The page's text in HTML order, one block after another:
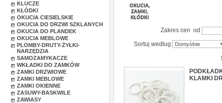
KLUCZE
KŁÓDKI
OKUCIA CIESIELSKIE
OKUCIA DO DRZWI SZKLANYCH
OKUCIA DO PLANDEK
OKUCIA MEBLOWE
PLOMBY-DRUTY-ŻYŁKI-
NARZĘDZIA
SAMOZAMYKACZE
WKŁADKI DO ZAMKÓW
ZAMKI DRZWIOWE
ZAMKI MEBLOWE
ZAMKI OKIENNE
ZASUWY-BASKWILE
ZAWIASY
Zakres cen od
Sortuj według:
KLAMKI